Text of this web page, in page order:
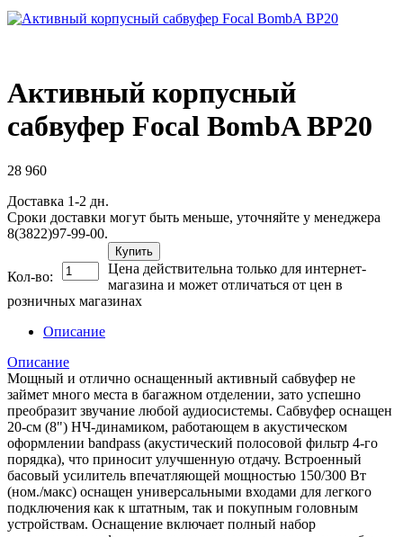
Активный корпусный
сабвуфер Focal BombA BP20
28 960
Доставка 1-2 дн.
Сроки доставки могут быть меньше, уточняйте у менеджера
8(3822)97-99-00.
Кол-во:
Купить
Цена действительна только для интернет-
магазина и может отличаться от цен в
розничных магазинах
Описание
Описание
Мощный и отлично оснащенный активный сабвуфер не
займет много места в багажном отделении, зато успешно
преобразит звучание любой аудиосистемы. Сабвуфер оснащен
20-см (8") НЧ-динамиком, работающем в акустическом
оформлении bandpass (акустический полосовой фильтр 4-го
порядка), что приносит улучшенную отдачу. Встроенный
басовый усилитель впечатляющей мощностью 150/300 Вт
(ном./макс) оснащен универсальными входами для легкого
подключения как к штатным, так и покупным головным
устройствам. Оснащение включает полный набор